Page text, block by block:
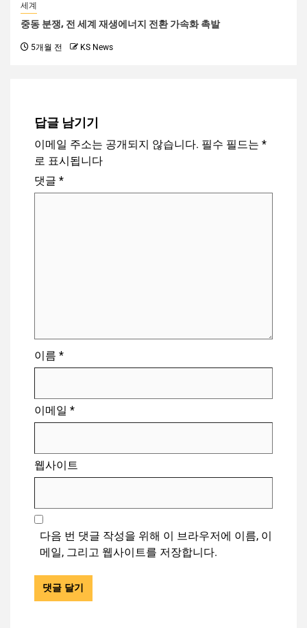
세계
중동 분쟁, 전 세계 재생에너지 전환 가속화 촉발
5개월 전 KS News
답글 남기기
이메일 주소는 공개되지 않습니다. 필수 필드는 *
로 표시됩니다
댓글 *
이름 *
이메일 *
웹사이트
다음 번 댓글 작성을 위해 이 브라우저에 이름, 이
메일, 그리고 웹사이트를 저장합니다.